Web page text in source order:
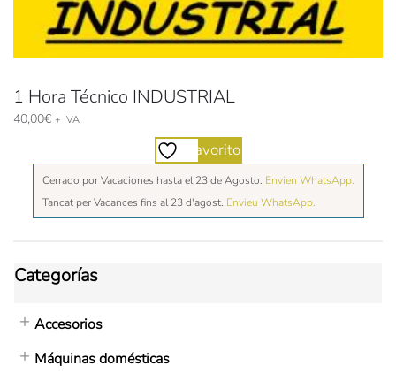
1 Hora Técnico INDUSTRIAL
40,00€ + IVA
Favorito
Cerrado por Vacaciones hasta el 23 de Agosto. Envien WhatsApp.
Tancat per Vacances fins al 23 d'agost. Envieu WhatsApp.
Categorías
Accesorios
Máquinas domésticas